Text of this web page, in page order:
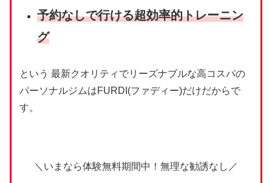
予約なしで行ける超効率的トレーニン
グ
という 最新クオリティでリーズナブルな高コスパの
パーソナルジムはFURDI(ファディー)だけだからで
す。
＼いまなら体験無料期間中！無理な勧誘なし／